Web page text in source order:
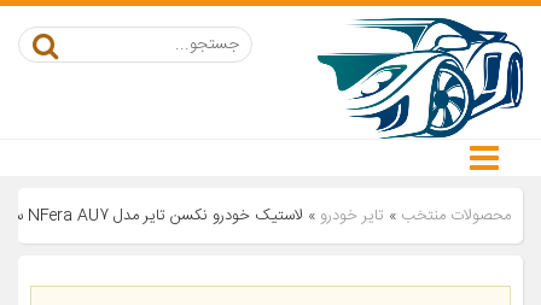
محصولات منتخب » تایر خودرو » لاستیک خودرو نکسن تایر مدل NFera AU7 سایز 245/45R18 – دو حلقه